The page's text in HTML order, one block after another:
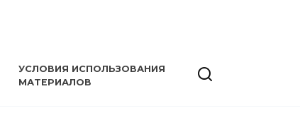
УСЛОВИЯ ИСПОЛЬЗОВАНИЯ
МАТЕРИАЛОВ